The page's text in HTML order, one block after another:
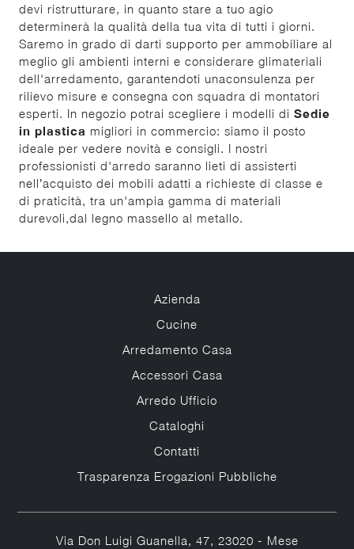
devi ristrutturare, in quanto stare a tuo agio
determinerà la qualità della tua vita di tutti i giorni.
Saremo in grado di darti supporto per ammobiliare al
meglio gli ambienti interni e considerare glimateriali
dell'arredamento, garantendoti unaconsulenza per
rilievo misure e consegna con squadra di montatori
esperti. In negozio potrai scegliere i modelli di Sedie
in plastica migliori in commercio: siamo il posto
ideale per vedere novità e consigli. I nostri
professionisti d'arredo saranno lieti di assisterti
nell’acquisto dei mobili adatti a richieste di classe e
di praticità, tra un'ampia gamma di materiali
durevoli,dal legno massello al metallo.
Azienda
Cucine
Arredamento Casa
Accessori Casa
Arredo Ufficio
Cataloghi
Contatti
Trasparenza Erogazioni Pubbliche
Via Don Luigi Guanella, 47, 23020 - Mese